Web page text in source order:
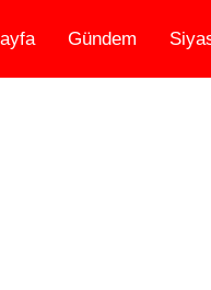
Gündem